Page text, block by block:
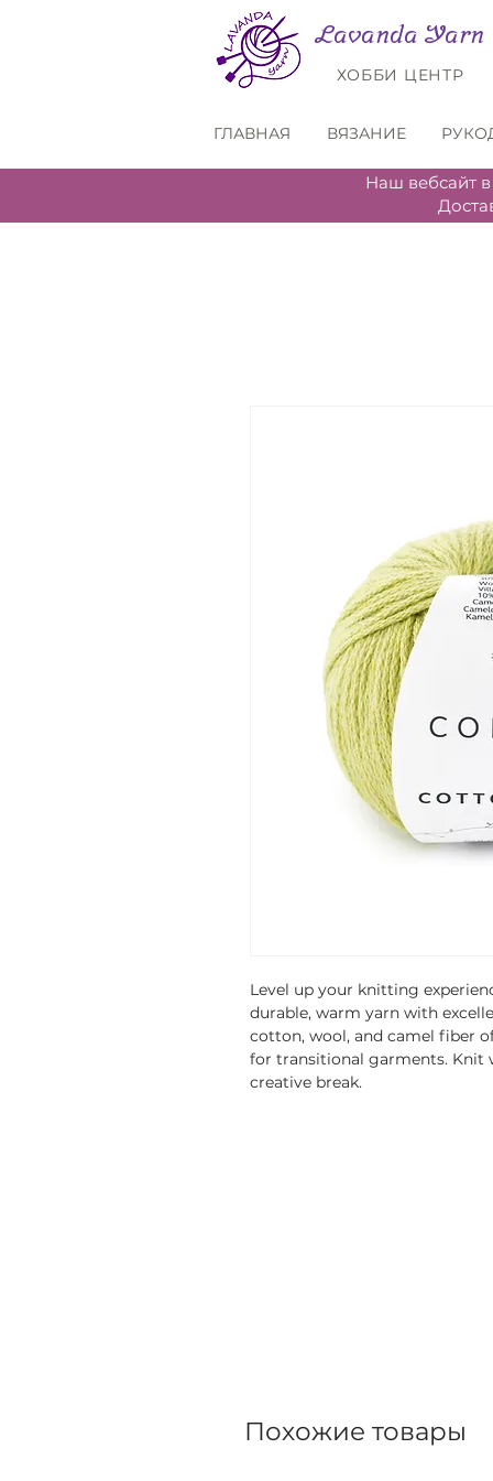
Lavanda Yarn
ХОББИ ЦЕНТР
ГЛАВНАЯ ВЯЗАНИЕ
Наш вебсайт
Level up your knitting
durable, warm yarn with
cotton, wool, and camel fiber
for transitional garments. Knit
creative break.
Похожие товары